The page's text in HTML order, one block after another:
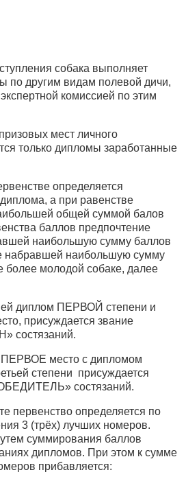
собака выполняет
по другим видам полевой дичи,
комиссией по этим
мест личного
только дипломы заработанные
определяется
а при равенстве
общей суммой балов
баллов предпочтение
наибольшую сумму баллов
набравшей наибольшую сумму
более молодой собаке, далее
диплом ПЕРВОЙ степени и
присуждается звание
место с дипломом
степени присуждается
состязаний.
первенство определяется по
3 (трёх) лучших номеров.
суммирования баллов
дипломов. При этом к сумме
прибавляется: